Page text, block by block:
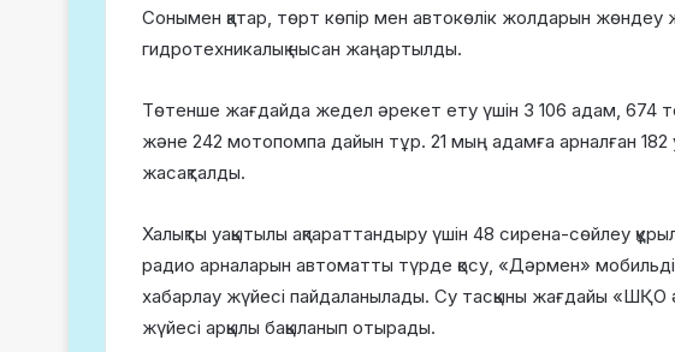
Сонымен қатар, төрт көпір мен автокөлік жолдарын жөндеу
гидротехникалық нысан жаңартылды.
Төтенше жағдайда жедел әрекет ету үшін 3 106 адам, 674
және 242 мотопомпа дайын тұр. 21 мың адамға арналған 182
жасақталды.
Халықты уақытылы ақпараттандыру үшін 48 сирена-сөйлеу
радио арналарын автоматты түрде қосу, «Дәрмен»
хабарлау жүйесі пайдаланылады. Су тасқыны жағдайы «ШҚО
жүйесі арқылы бақыланып отырады.